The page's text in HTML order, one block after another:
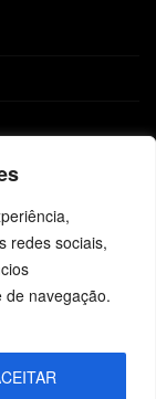
redes sociais,
de navegação.